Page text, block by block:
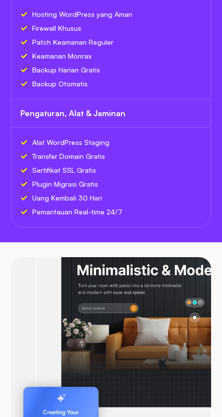
Hosting WordPress yang Aman
Firewall Khusus
Patch Keamanan Reguler
Keamanan Monrax
Backup Harian Gratis
Backup Otomatis
Pengaturan, Alat & Jaminan
Alat WordPress Staging
Transfer Domain Gratis
Sertifikat SSL Gratis
Plugin Migrasi Gratis
Uang Kembali 30 Hari
Pemantauan Real-time 24/7